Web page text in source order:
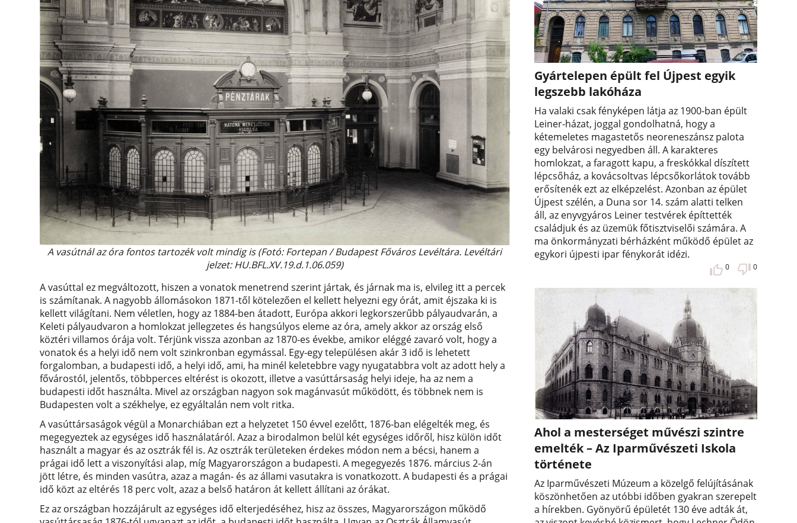
A vasútnál az óra fontos tartozék volt mindig is (Fotó: Fortepan / Budapest Főváros Levéltára. Levéltári
jelzet: HU.BFL.XV.19.d.1.06.059)
A vasúttal ez megváltozott, hiszen a vonatok menetrend szerint jártak, és járnak ma is, elvileg itt a percek
is számítanak. A nagyobb állomásokon 1871-től kötelezően el kellett helyezni egy órát, amit éjszaka ki is
kellett világítani. Nem véletlen, hogy az 1884-ben átadott, Európa akkori legkorszerűbb pályaudvarán, a
Keleti pályaudvaron a homlokzat jellegzetes és hangsúlyos eleme az óra, amely akkor az ország első
köztéri villamos órája volt. Térjünk vissza azonban az 1870-es évekbe, amikor eléggé zavaró volt, hogy a
vonatok és a helyi idő nem volt szinkronban egymással. Egy-egy településen akár 3 idő is lehetett
forgalomban, a budapesti idő, a helyi idő, ami, ha minél keletebbre vagy nyugatabbra volt az adott hely a
fővárostól, jelentős, többperces eltérést is okozott, illetve a vasúttársaság helyi ideje, ha az nem a
budapesti időt használta. Mivel az országban nagyon sok magánvasút működött, és többnek nem is
Budapesten volt a székhelye, ez egyáltalán nem volt ritka.
A vasúttársaságok végül a Monarchiában ezt a helyzetet 150 évvel ezelőtt, 1876-ban elégelték meg, és
megegyeztek az egységes idő használatáról. Azaz a birodalmon belül két egységes időről, hisz külön időt
használt a magyar és az osztrák fél is. Az osztrák területeken érdekes módon nem a bécsi, hanem a
prágai idő lett a viszonyítási alap, míg Magyarországon a budapesti. A megegyezés 1876. március 2-án
jött létre, és minden vasútra, azaz a magán- és az állami vasutakra is vonatkozott. A budapesti és a prágai
idő közt az eltérés 18 perc volt, azaz a belső határon át kellett állítani az órákat.
Ez az országban hozzájárult az egységes idő elterjedéséhez, hisz az összes, Magyarországon működő
Gyártelepen épült fel Újpest egyik
legszebb lakóháza
Ha valaki csak fényképen látja az 1900-ban épült
Leiner-házat, joggal gondolhatná, hogy a
kétemeletes magastetős neoreneszánsz palota
egy belvárosi negyedben áll. A karakteres
homlokzat, a faragott kapu, a freskókkal díszített
lépcsőház, a kovácsoltvas lépcsőkorlátok tovább
erősítenék ezt az elképzelést. Azonban az épület
Újpest szélén, a Duna sor 14. szám alatti telken
áll, az enyvgyáros Leiner testvérek építtették
családjuk és az üzemük főtisztviselői számára. A
ma önkormányzati bérházként működő épület az
egykori újpesti ipar fénykorát idézi.
0 0
Ahol a mesterséget művészi szintre
emelték – Az Iparművészeti Iskola
története
Az Iparművészeti Múzeum a közelgő felújításának
köszönhetően az utóbbi időben gyakran szerepelt
a hírekben. Gyönyörű épületét 130 éve adták át,